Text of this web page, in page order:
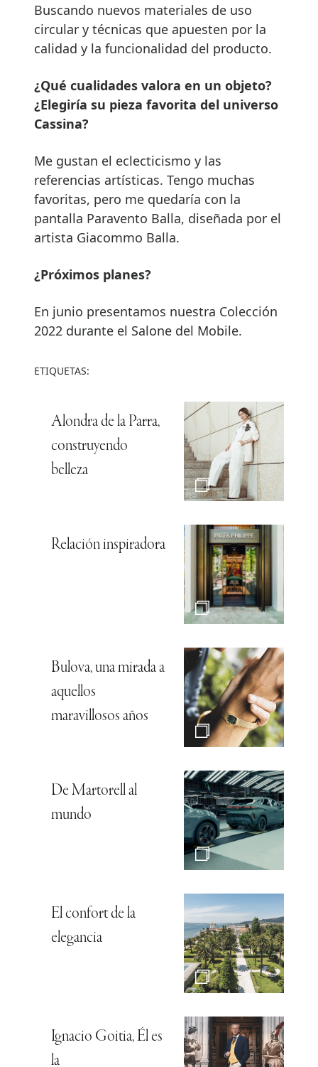
Buscando nuevos materiales de uso
circular y técnicas que apuesten por la
calidad y la funcionalidad del producto.
¿Qué cualidades valora en un objeto?
¿Elegiría su pieza favorita del universo
Cassina?
Me gustan el eclecticismo y las
referencias artísticas. Tengo muchas
favoritas, pero me quedaría con la
pantalla Paravento Balla, diseñada por el
artista Giacommo Balla.
¿Próximos planes?
En junio presentamos nuestra Colección
2022 durante el Salone del Mobile.
ETIQUETAS:
Alondra de la Parra,
construyendo
belleza
Relación inspiradora
Bulova, una mirada a
aquellos
maravillosos años
De Martorell al
mundo
El confort de la
elegancia
Ignacio Goitia, Él es
la